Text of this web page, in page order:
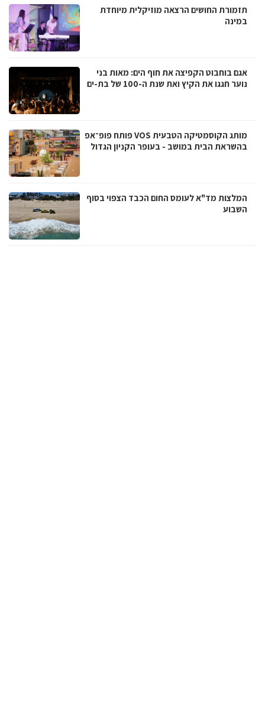
תזמורת החושים הרצאה מוזיקלית מיוחדת
במינה
אגם בוחבוט הקפיצה את חוף הים: מאות בני
נוער חגגו את הקיץ ואת שנת ה-100 של בת-ים
מותג הקוסמטיקה הטבעית VOS פותח פופ־אפ
בהשראת הבית במושב - בעופר הקניון הגדול
המלצות מד"א לעומס החום הכבד הצפוי בסוף
השבוע